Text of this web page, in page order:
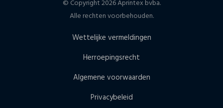
© Copyright 2026 Aprintex bvba.
Alle rechten voorbehouden.
Wettelijke vermeldingen
Herroepingsrecht
Algemene voorwaarden
Privacybeleid